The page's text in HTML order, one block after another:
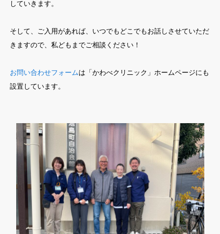
していきます。
そして、ご入用があれば、いつでもどこでもお話しさせていただ
きますので、私どもまでご相談ください！
お問い合わせフォームは「かわべクリニック」ホームページにも
設置しています。